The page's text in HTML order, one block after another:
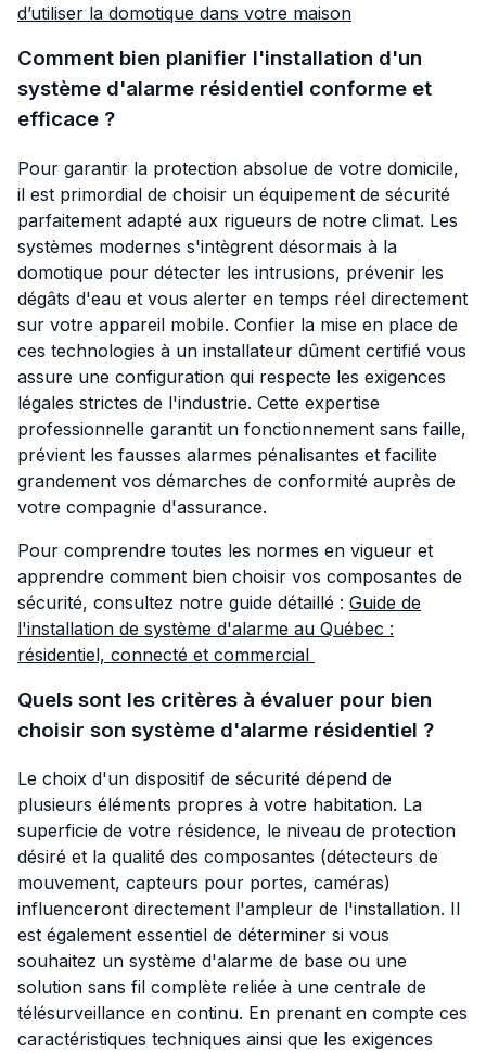
d’utiliser la domotique dans votre maison
Comment bien planifier l'installation d'un
système d'alarme résidentiel conforme et
efficace ?
Pour garantir la protection absolue de votre domicile,
il est primordial de choisir un équipement de sécurité
parfaitement adapté aux rigueurs de notre climat. Les
systèmes modernes s'intègrent désormais à la
domotique pour détecter les intrusions, prévenir les
dégâts d'eau et vous alerter en temps réel directement
sur votre appareil mobile. Confier la mise en place de
ces technologies à un installateur dûment certifié vous
assure une configuration qui respecte les exigences
légales strictes de l'industrie. Cette expertise
professionnelle garantit un fonctionnement sans faille,
prévient les fausses alarmes pénalisantes et facilite
grandement vos démarches de conformité auprès de
votre compagnie d'assurance.
Pour comprendre toutes les normes en vigueur et
apprendre comment bien choisir vos composantes de
sécurité, consultez notre guide détaillé : Guide de
l'installation de système d'alarme au Québec :
résidentiel, connecté et commercial
Quels sont les critères à évaluer pour bien
choisir son système d'alarme résidentiel ?
Le choix d'un dispositif de sécurité dépend de
plusieurs éléments propres à votre habitation. La
superficie de votre résidence, le niveau de protection
désiré et la qualité des composantes (détecteurs de
mouvement, capteurs pour portes, caméras)
influenceront directement l'ampleur de l'installation. Il
est également essentiel de déterminer si vous
souhaitez un système d'alarme de base ou une
solution sans fil complète reliée à une centrale de
télésurveillance en continu. En prenant en compte ces
caractéristiques techniques ainsi que les exigences